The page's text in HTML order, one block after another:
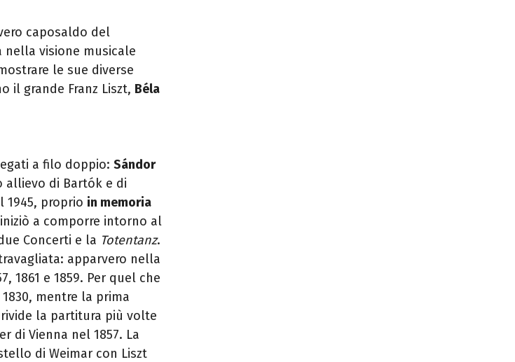
caposaldo del
nella visione musicale
le sue diverse
il grande Franz Liszt, Béla
a filo doppio: Sándor
allievo di Bartók e di
1945, proprio in memoria
iniziò a comporre intorno al
Concerti e la Totentanz.
apparvero nella
1861 e 1859. Per quel che
mentre la prima
la partitura più volte
di Vienna nel 1857. La
di Weimar con Liszt